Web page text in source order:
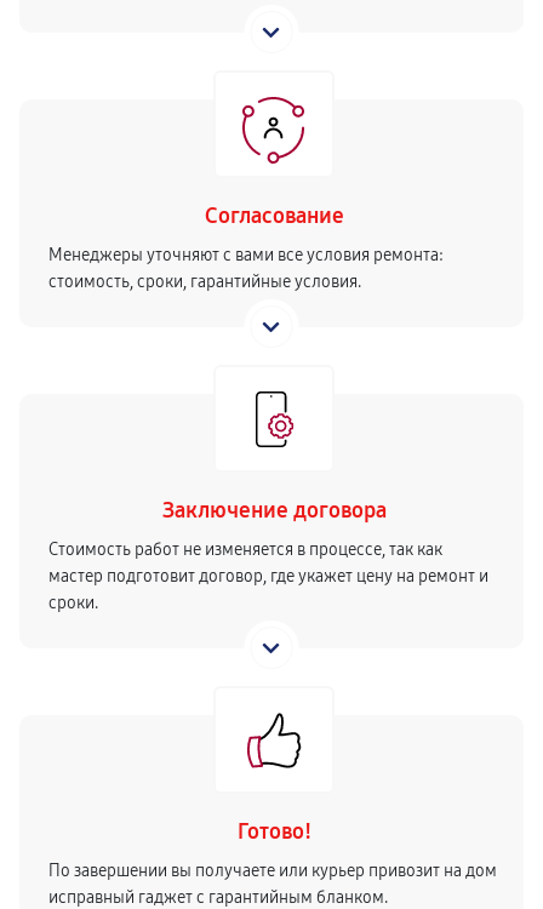
Согласование
Менеджеры уточняют с вами все условия ремонта:
стоимость, сроки, гарантийные условия.
Заключение договора
Стоимость работ не изменяется в процессе, так как
мастер подготовит договор, где укажет цену на ремонт и
сроки.
Готово!
По завершении вы получаете или курьер привозит на дом
исправный гаджет с гарантийным бланком.